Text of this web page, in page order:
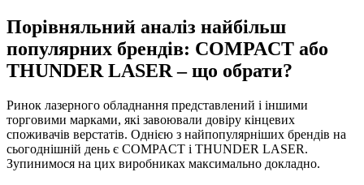
Порівняльний аналіз найбільш
популярних брендів: COMPACT або
THUNDER LASER – що обрати?
Ринок лазерного обладнання представлений і іншими
торговими марками, які завоювали довіру кінцевих
споживачів верстатів. Однією з найпопулярніших брендів на
сьогоднішній день є COMPACT і THUNDER LASER.
Зупинимося на цих виробниках максимально докладно.